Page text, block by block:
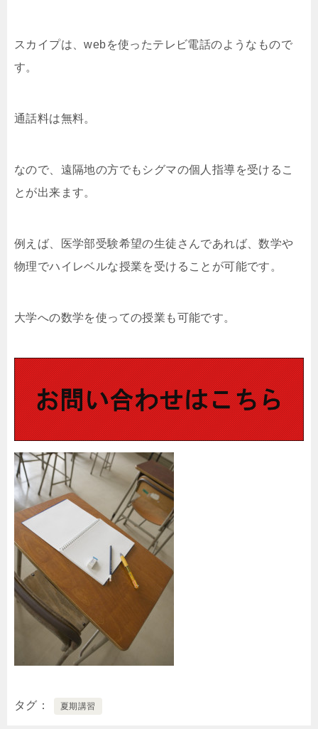
スカイプは、webを使ったテレビ電話のようなもので
す。
通話料は無料。
なので、遠隔地の方でもシグマの個人指導を受けるこ
とが出来ます。
例えば、医学部受験希望の生徒さんであれば、数学や
物理でハイレベルな授業を受けることが可能です。
大学への数学を使っての授業も可能です。
タグ 夏期講習